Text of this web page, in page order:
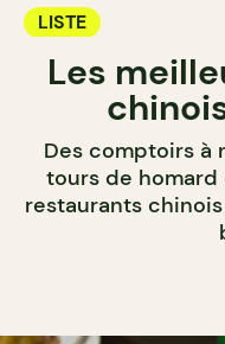
LISTE
Les
Des comptoirs à
tours de homard
restaurants